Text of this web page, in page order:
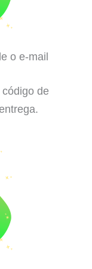
o e-mail
de